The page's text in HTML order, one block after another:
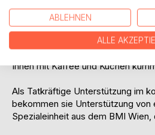
Thomas Richter, der die Weiten
verlässt. Sowie die gute Seele,
homosexueller Sonnenschein,
Innen mit Kaffee und Kuchen
Als Tatkräftige Unterstützung im
bekommen sie Unterstützung von
Spezialeinheit aus dem BMI
ABLEHNEN
ALLE